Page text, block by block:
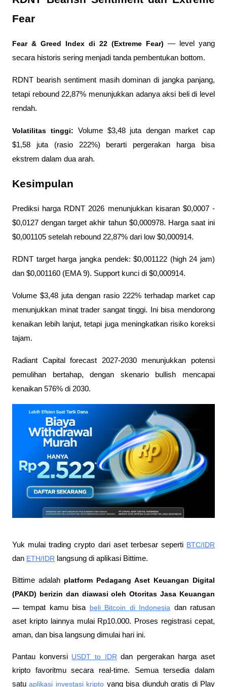
Fear
Fear & Greed Index di 22 (Extreme Fear) — level yang
secara historis sering menjadi tanda pembentukan bottom.
RDNT bearish sentiment masih dominan di jangka panjang,
tetapi rebound 22,87% menunjukkan adanya aksi beli di level
rendah.
Volatilitas tinggi: Volume $3,48 juta dengan market cap
$1,58 juta (rasio 222%) berarti pergerakan harga bisa
ekstrem dalam dua arah.
Kesimpulan
Prediksi harga RDNT 2026 menunjukkan kisaran $0,0007 -
$0,0127 dengan target akhir tahun $0,000978. Harga saat ini
$0,001105 setelah rebound 22,87% dari low $0,000914.
RDNT target harga jangka pendek: $0,001122 (high 24 jam)
dan $0,001160 (EMA 9). Support kunci di $0,000914.
Volume $3,48 juta dengan rasio 222% terhadap market cap
menunjukkan minat trader sangat tinggi. Ini bisa mendorong
kenaikan lebih lanjut, tetapi juga meningkatkan risiko koreksi
tajam.
Radiant Capital forecast 2027-2030 menunjukkan potensi
pemulihan bertahap, dengan skenario bullish mencapai
kenaikan 576% di 2030.
Yuk mulai trading crypto dari aset terbesar seperti BTC/IDR
dan ETH/IDR langsung di aplikasi Bittime.
Bittime adalah platform Pedagang Aset Keuangan Digital
(PAKD) berizin dan diawasi oleh Otoritas Jasa Keuangan
— tempat kamu bisa beli Bitcoin di Indonesia dan ratusan
aset kripto lainnya mulai Rp10.000. Proses registrasi cepat,
aman, dan bisa langsung dimulai hari ini.
Pantau konversi USDT to IDR dan pergerakan harga aset
kripto favoritmu secara real-time. Semua tersedia dalam
satu aplikasi investasi kripto yang bisa diunduh gratis di Play